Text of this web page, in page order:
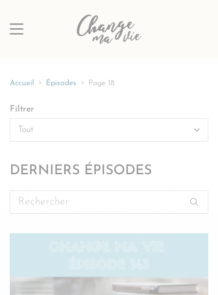
au
Accueil Épisodes Page 18
Filtrer
DERNIERS ÉPISODES
Rechercher